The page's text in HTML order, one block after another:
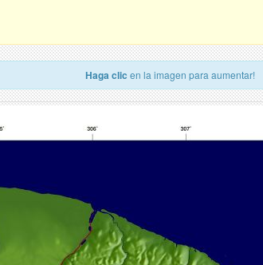
Haga clic en la imagen para aumentar!